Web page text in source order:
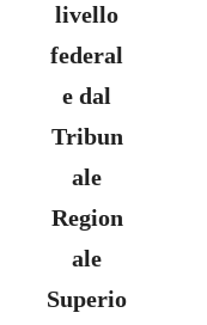
livello
federal
e dal
Tribun
ale
Region
ale
Superio